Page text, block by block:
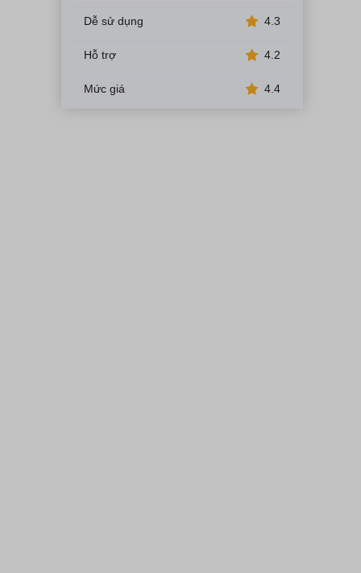
Dễ sử dụng 4.3
Hỗ trợ 4.2
Mức giá 4.4